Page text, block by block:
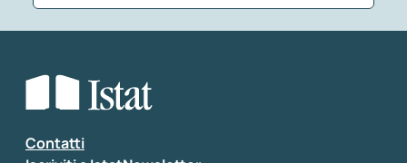
Seleziona la tipologia della segnalazione
Inserisci il tuo commento
Contatti